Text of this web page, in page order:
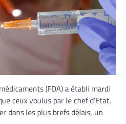
(FDA) a établi mardi
ceux voulus par le chef d’Etat,
dans les plus brefs délais, un